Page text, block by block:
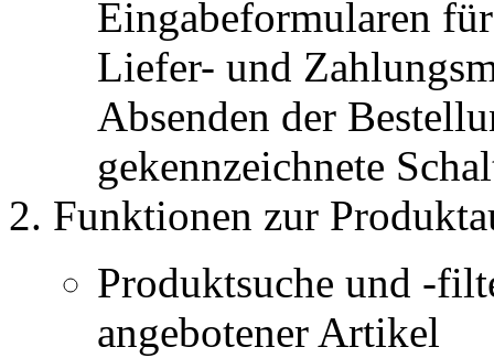
Eingabeformularen
Liefer- und
Absenden der
gekennzeichnete
Funktionen zur
Produktsuche und -
angebotener Artikel